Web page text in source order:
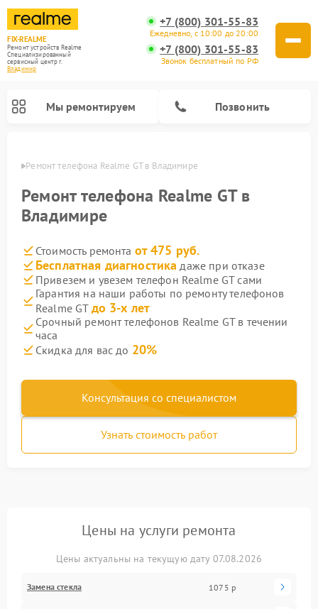
FIX-REALME
Ремонт устройств Realme
Специализированный
cервисный центр г.
Владимир
+7 (800) 301-55-83
Ежедневно, с 10:00 до 20:00
+7 (800) 301-55-83
Звонок бесплатный по РФ
Мы ремонтируем Позвонить
Ремонт телефона Realme GT в Владимире
Ремонт телефона Realme GT в
Владимире
Стоимость ремонта от 475 руб.
Бесплатная диагностика даже при отказе
Привезем и увезем телефон Realme GT сами
Гарантия на наши работы по ремонту телефонов
Realme GT до 3-х лет
Срочный ремонт телефонов Realme GT в течении
часа
Скидка для вас до 20%
Консультация со специалистом
Узнать стоимость работ
Цены на услуги ремонта
Цены актуальны на текущую дату 07.08.2026
Замена стекла 1075 р